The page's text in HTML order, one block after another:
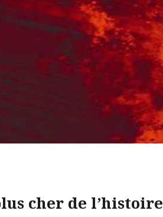
cher de l’histoire